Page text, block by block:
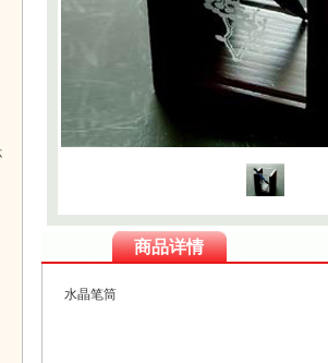
商品详情
水晶笔筒